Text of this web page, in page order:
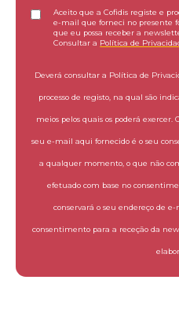
Aceito que a Cofidis registe e
e-mail que forneci no presente
que eu possa receber a
Consultar a Política de
Deverá consultar a Política de
processo de registo, na qual são
meios pelos quais os poderá
seu e-mail aqui fornecido é o seu
a qualquer momento, o que não
efetuado com base no
conservará o seu endereço de
consentimento para a receção da